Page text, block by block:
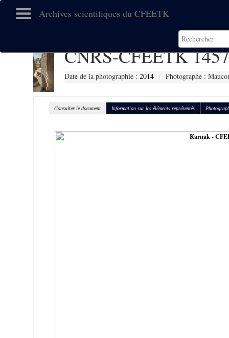
Archives scientifiques du CFEETK
CNRS-CFEETK
Date de la photographie : 2014 Photographe :
Consulter le document Information sur les éléments représentés